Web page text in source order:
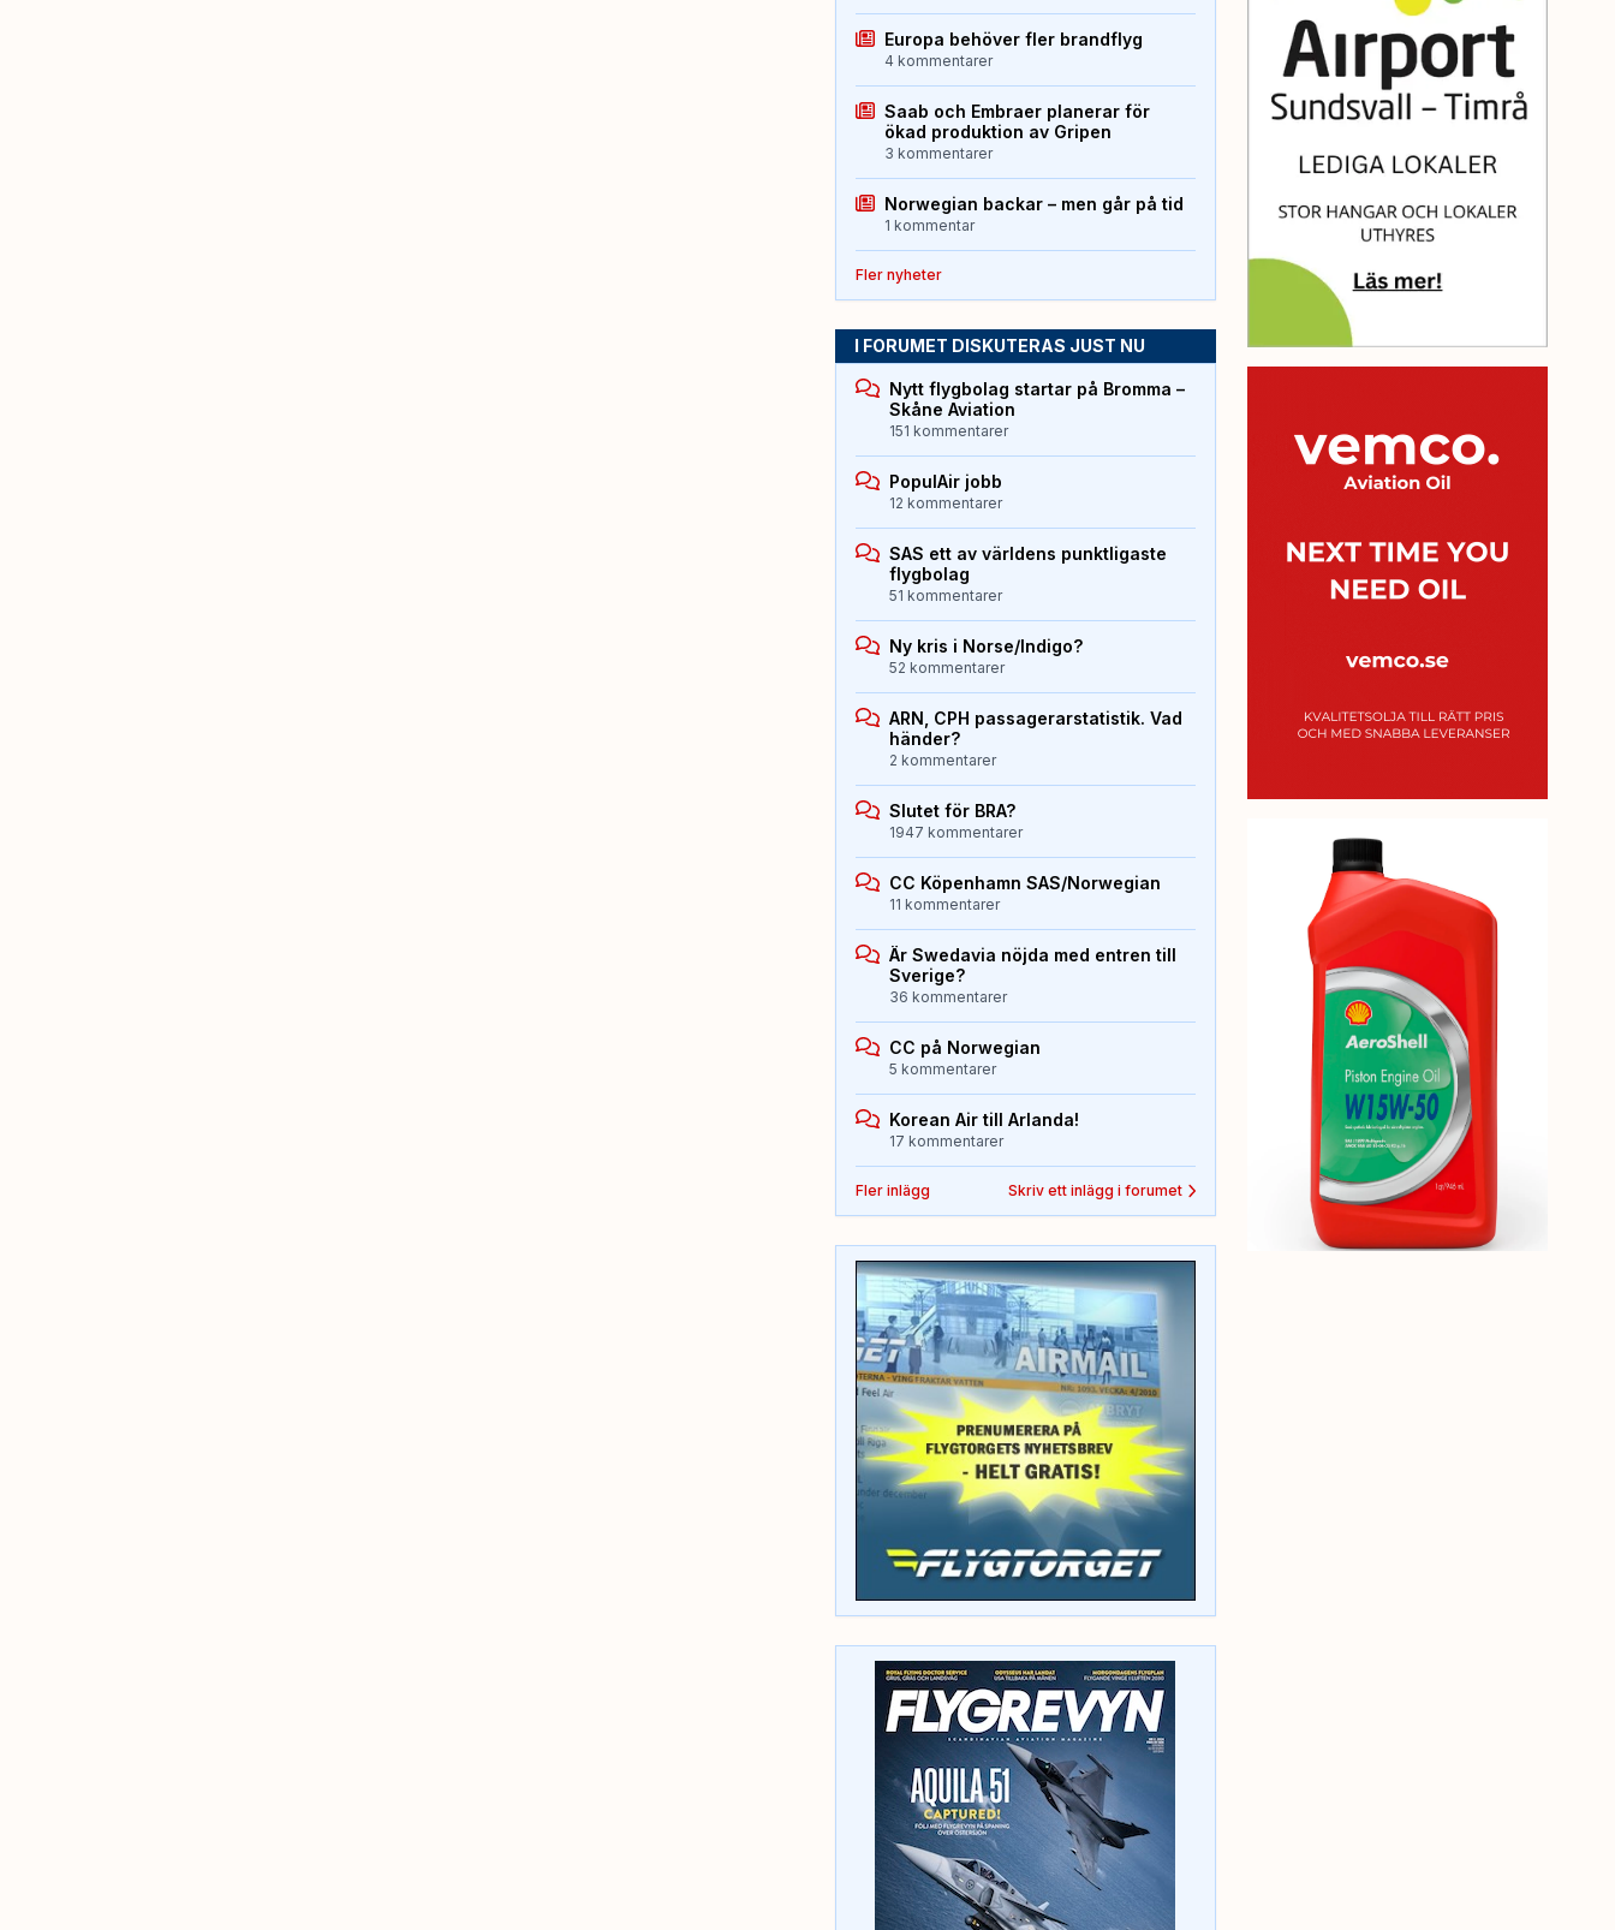
Europa behöver fler brandflyg
4 kommentarer
Saab och Embraer planerar för
ökad produktion av Gripen
3 kommentarer
Norwegian backar – men går på tid
1 kommentar
Fler nyheter
I FORUMET DISKUTERAS JUST NU
Nytt flygbolag startar på Bromma –
Skåne Aviation
151 kommentarer
PopulAir jobb
12 kommentarer
SAS ett av världens punktligaste
flygbolag
51 kommentarer
Ny kris i Norse/Indigo?
52 kommentarer
ARN, CPH passagerarstatistik. Vad
händer?
2 kommentarer
Slutet för BRA?
1947 kommentarer
CC Köpenhamn SAS/Norwegian
11 kommentarer
Är Swedavia nöjda med entren till
Sverige?
36 kommentarer
CC på Norwegian
5 kommentarer
Korean Air till Arlanda!
17 kommentarer
Fler inlägg Skriv ett inlägg i forumet